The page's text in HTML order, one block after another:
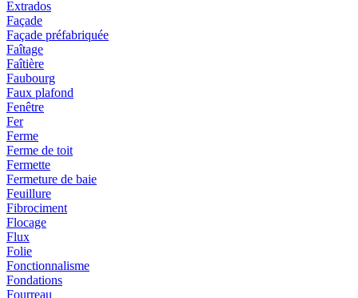
Extrados
Façade
Façade préfabriquée
Faîtage
Faîtière
Faubourg
Faux plafond
Fenêtre
Fer
Ferme
Ferme de toit
Fermette
Fermeture de baie
Feuillure
Fibrociment
Flocage
Flux
Folie
Fonctionnalisme
Fondations
Fourreau